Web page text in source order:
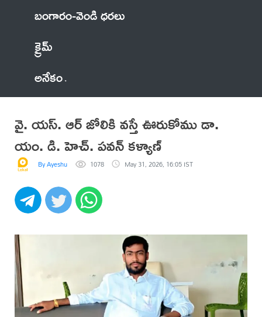
బంగారం-వెండి ధరలు
క్రైమ్
అనేకం
వై. యస్. ఆర్ జోలికి వస్తే ఊరుకోము డా.
యం. డి. హెచ్. పవన్ కళ్యాణ్
By Ayeshu 1078 May 31, 2026, 16:05 IST